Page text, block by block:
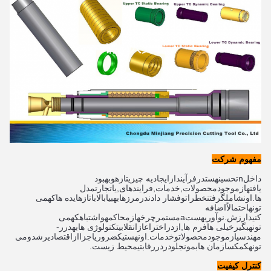
مفهوم شرکت
داخلnتحسینهستدر فرآینداز ایجادیه چیزیتازهوبهبود
یافتهاز موجودمحصولات خدمات فرایندهای یاتجارتمدل
ها اونشاملگرفتنخطراتوفشار دادندر مرزهابهبیابالاباتازهایده هاکهمی
تونهاحتمالاًاضافه
کنیدارزش نوآوریهستaمستمر چرخهاز محاکمهواشتباهکهمی
تونهبگیر خیلی هافرم ها از در اختراعاز انقلابیتکنولوژی هابهدر ر -
مهندسیاز موجودمحصولاتوخدمات اونهستیکضروریاجزااز اقتصادیرشدومی
تونهکمکسازمان هابمونجلودر در رقابتیمحیط زیست
کنترل کیفیت